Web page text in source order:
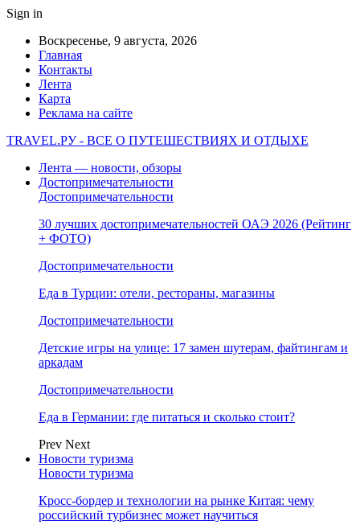
Sign in
Воскресенье, 9 августа, 2026
Главная
Контакты
Лента
Карта
Реклама на сайте
TRAVEL.РУ - ВСЕ О ПУТЕШЕСТВИЯХ И ОТДЫХЕ
Лента — новости, обзоры
Достопримечательности
Достопримечательности
30 лучших достопримечательностей ОАЭ 2026 (Рейтинг
+ ФОТО)
Достопримечательности
Еда в Турции: отели, рестораны, магазины
Достопримечательности
Детские игры на улице: 17 замен шутерам, файтингам и
аркадам
Достопримечательности
Еда в Германии: где питаться и сколько стоит?
Prev Next
Новости туризма
Новости туризма
Кросс-бордер и технологии на рынке Китая: чему
российский турбизнес может научиться